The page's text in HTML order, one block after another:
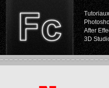
After
3D